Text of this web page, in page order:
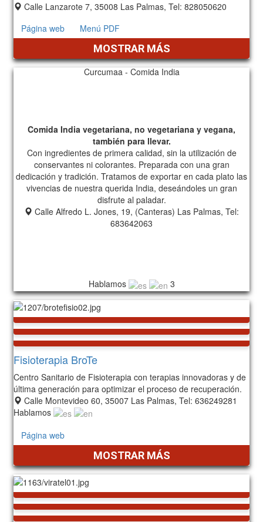
Calle Lanzarote 7, 35008 Las Palmas, Tel: 828050620
Página web
Menú PDF
MOSTRAR MÁS
Curcumaa - Comida India
Comida India vegetariana, no vegetariana y vegana,
también para llevar.
Con ingredientes de primera calidad, sin la utilización de
conservantes ni colorantes. Preparada con una gran
dedicación y tradición. Tratamos de exportar en cada plato las
vivencias de nuestra querida India, deseándoles un gran
disfrute al paladar.
Calle Alfredo L. Jones, 19, (Canteras) Las Palmas, Tel:
683642063
Hablamos 3
Fisioterapia BroTe
Centro Sanitario de Fisioterapia con terapias innovadoras y de
última generación para optimizar el proceso de recuperación.
Calle Montevideo 60, 35007 Las Palmas, Tel: 636249281
Hablamos
Página web
MOSTRAR MÁS